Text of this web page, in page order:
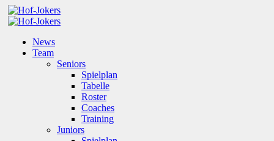
News
Team
Seniors
Spielplan
Tabelle
Roster
Coaches
Training
Juniors